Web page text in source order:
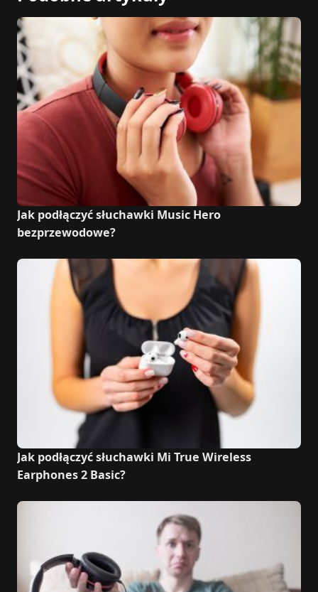
Jak podłączyć słuchawki Music Hero
bezprzewodowe?
Jak podłączyć słuchawki Mi True Wireless
Earphones 2 Basic?